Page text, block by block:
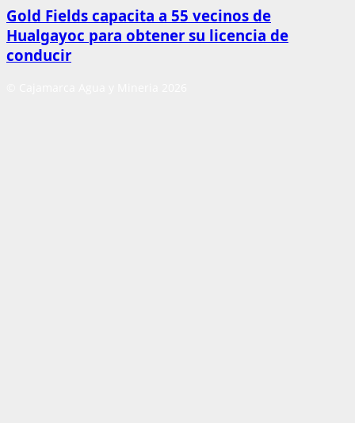
Gold Fields capacita a 55 vecinos de
Hualgayoc para obtener su licencia de
conducir